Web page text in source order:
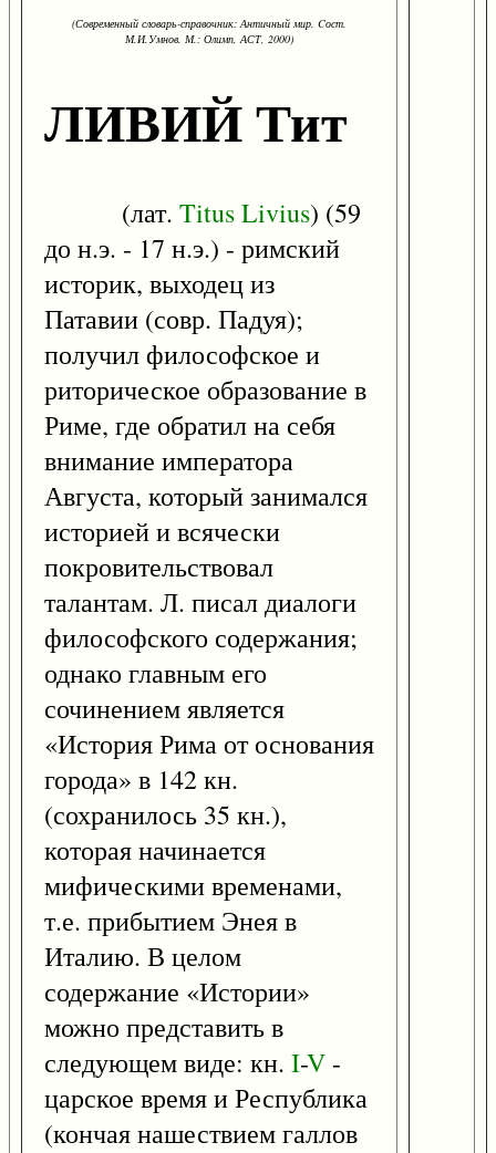
(Современный словарь-справочник: Античный мир. Cост.
М.И.Умнов. М.: Олимп, АСТ, 2000)
ЛИВИЙ Тит
(лат. TitusLivius) (59
до н.э. - 17 н.э.) - римский
историк, выходец из
Патавии (совр. Падуя);
получил философское и
риторическое образование в
Риме, где обратил на себя
внимание императора
Августа, который занимался
историей и всячески
покровительствовал
талантам. Л. писал диалоги
философского содержания;
однако главным его
сочинением является
«История Рима от основания
города» в 142 кн.
(сохранилось 35 кн.),
которая начинается
мифическими временами,
т.е. прибытием Энея в
Италию. В целом
содержание «Истории»
можно представить в
следующем виде: кн. I-V -
царское время и Республика
(кончая нашествием галлов